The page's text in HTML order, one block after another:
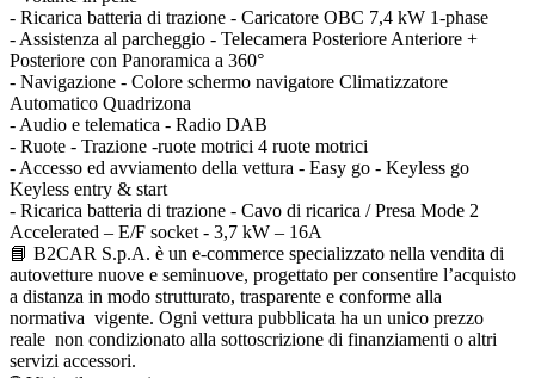
- Ricarica batteria di trazione - Caricatore OBC 7,4 kW 1-phase
- Assistenza al parcheggio - Telecamera Posteriore Anteriore +
Posteriore con Panoramica a 360°
- Navigazione - Colore schermo navigatore Climatizzatore
Automatico Quadrizona
- Audio e telematica - Radio DAB
- Ruote - Trazione -ruote motrici 4 ruote motrici
- Accesso ed avviamento della vettura - Easy go - Keyless go
Keyless entry & start
- Ricarica batteria di trazione - Cavo di ricarica / Presa Mode 2
Accelerated – E/F socket - 3,7 kW – 16A
📘 B2CAR S.p.A. è un e-commerce specializzato nella vendita di
autovetture nuove e seminuove, progettato per consentire l’acquisto
a distanza in modo strutturato, trasparente e conforme alla
normativa vigente. Ogni vettura pubblicata ha un unico prezzo
reale non condizionato alla sottoscrizione di finanziamenti o altri
servizi accessori.